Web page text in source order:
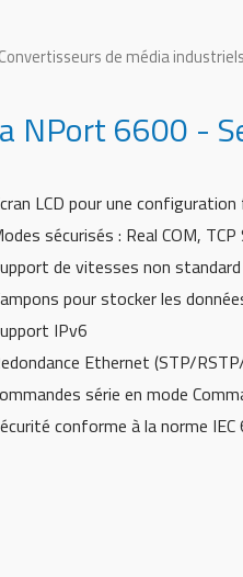
Convertisseurs de média industriels
NPort 6600 -
LCD pour une
sécurisés : Real COM,
de vitesses non
pour stocker les
IPv6
Ethernet (STP/
série en mode
conforme à la norme